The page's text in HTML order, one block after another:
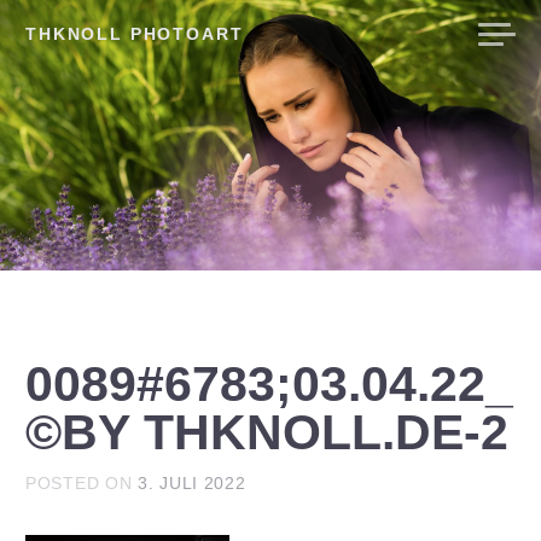
Skip
to
content
THKNOLL PHOTOART
0089#6783;03.04.22_
©BY THKNOLL.DE-2
POSTED ON 3. JULI 2022